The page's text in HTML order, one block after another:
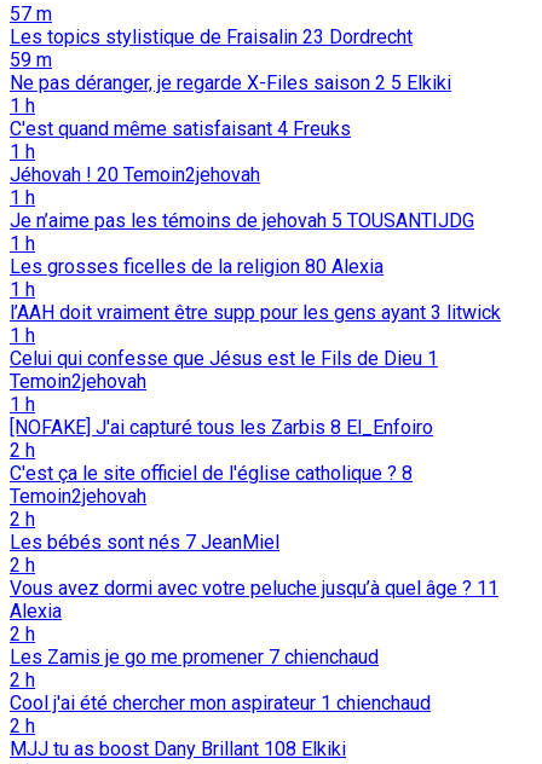
57 m
Les topics stylistique de Fraisalin 23 Dordrecht
59 m
Ne pas déranger, je regarde X-Files saison 2 5 Elkiki
1 h
C'est quand même satisfaisant 4 Freuks
1 h
Jéhovah ! 20 Temoin2jehovah
1 h
Je n’aime pas les témoins de jehovah 5 TOUSANTIJDG
1 h
Les grosses ficelles de la religion 80 Alexia
1 h
l’AAH doit vraiment être supp pour les gens ayant 3 litwick
1 h
Celui qui confesse que Jésus est le Fils de Dieu 1
Temoin2jehovah
1 h
[NOFAKE] J'ai capturé tous les Zarbis 8 El_Enfoiro
2 h
C'est ça le site officiel de l'église catholique ? 8
Temoin2jehovah
2 h
Les bébés sont nés 7 JeanMiel
2 h
Vous avez dormi avec votre peluche jusqu’à quel âge ? 11
Alexia
2 h
Les Zamis je go me promener 7 chienchaud
2 h
Cool j'ai été chercher mon aspirateur 1 chienchaud
2 h
MJJ tu as boost Dany Brillant 108 Elkiki